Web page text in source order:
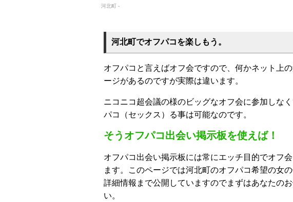
河北町 -
河北町でオフパコを楽しもう。
オフパコと言えばオフ会ですので、何かネット上
ージがあるのですが実際は違います。
ニコニコ超会議の様のビッグなオフ会に参加しな
パコ（セックス）る事は可能なのです。
そうオフパコ出会い掲示板を使えば！
オフパコ出会い掲示板には常にエッチ目的でオフ
ます。このページでは河北町のオフパコ希望の女
詳細情報まで公開していますのでまずはあなたの
い。